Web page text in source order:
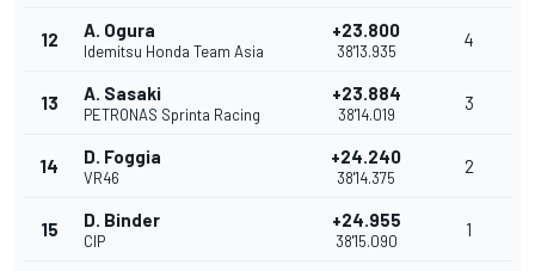
12 A. Ogura
Idemitsu Honda Team Asia
+23.800
38'13.935
4
13 A. Sasaki
PETRONAS Sprinta Racing
+23.884
38'14.019
3
14 D. Foggia
VR46
+24.240
38'14.375
2
15 D. Binder
CIP
+24.955
38'15.090
1